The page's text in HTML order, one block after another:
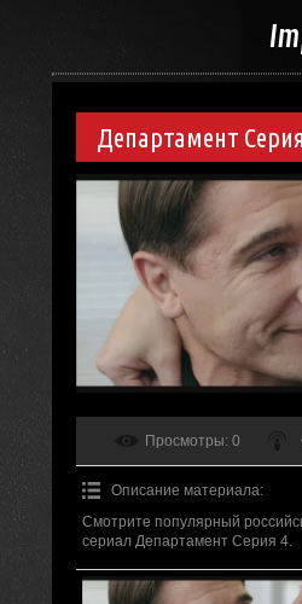
Департамент
Просмотры: 0
Описание материала:
Смотрите популярный
сериал Департамент Серия 4.